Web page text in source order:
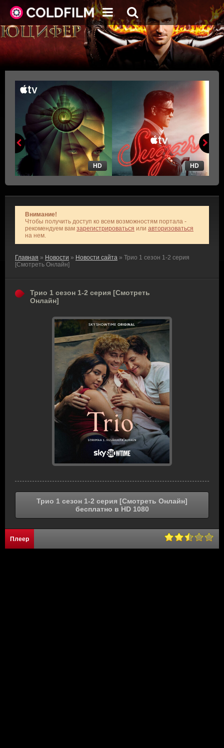
HD HD
Внимание!
Чтобы получить доступ ко всем возможностям портала -
рекомендуем вам зарегистрироваться или авторизоваться
на нем.
Главная » Новости » Новости сайта » Трио 1 сезон 1-2 серия
[Смотреть Онлайн]
Трио 1 сезон 1-2 серия [Смотреть
Онлайн]
Трио 1 сезон 1-2 серия [Смотреть Онлайн]
бесплатно в HD 1080
Плеер